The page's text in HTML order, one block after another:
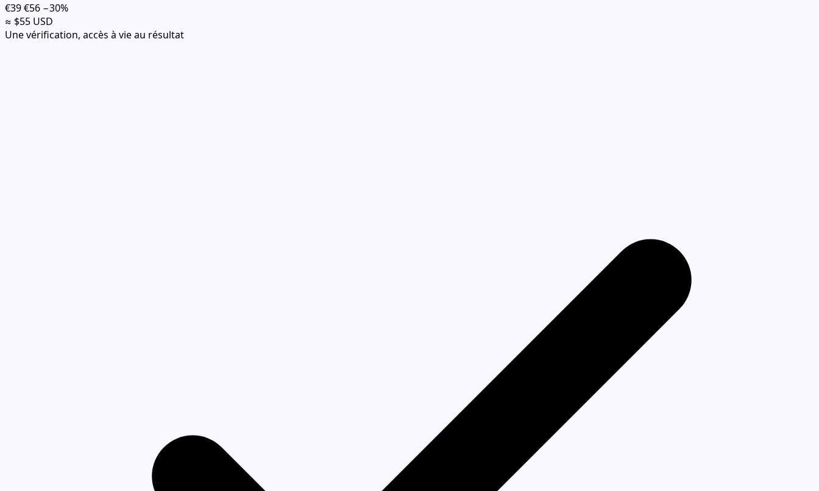
€39€56 −30%
≈ $55 USD
Une vérification, accès à vie au résultat